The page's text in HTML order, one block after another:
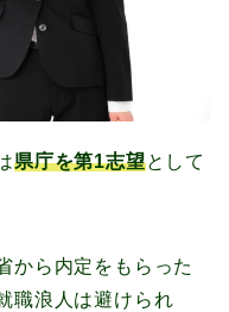
県庁を第1志望として
から内定をもらった
職浪人は避けられ